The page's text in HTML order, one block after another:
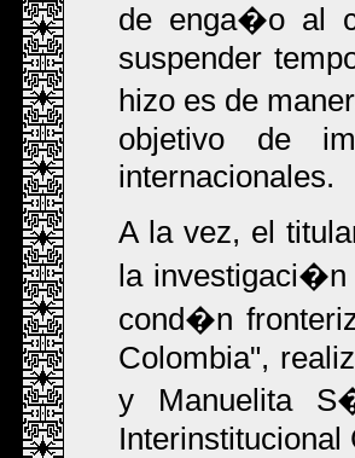
de enga�o al
suspender
hizo es de
objetivo de
internacionales.
A la vez, el
la
cond�n
Colombia",
y Manuelita
Interinstitucional